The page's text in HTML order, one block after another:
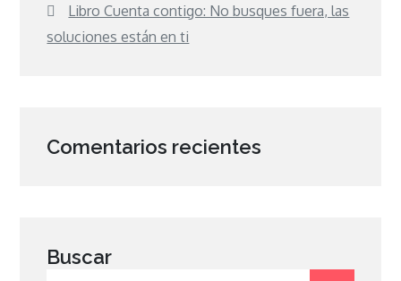
Libro Cuenta contigo: No busques fuera, las
soluciones están en ti
Comentarios recientes
Buscar